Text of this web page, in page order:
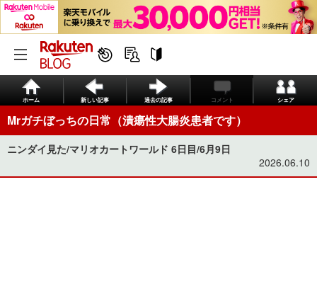
ホーム 新しい記事 過去の記事 コメント シェア
Mrガチぼっちの日常（潰瘍性大腸炎患者です）
ニンダイ見た/マリオカートワールド 6日目/6月9日
2026.06.10